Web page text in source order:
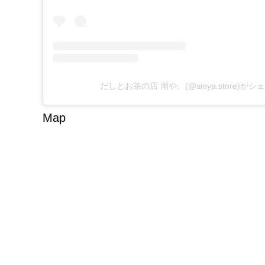
だしとお茶の店 潮や、(@sioya.store)がシ
Map